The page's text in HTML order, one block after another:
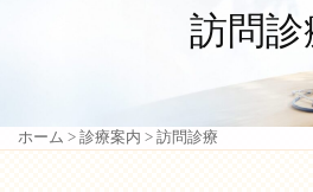
訪問診
ホーム > 診療案内 > 訪問診療